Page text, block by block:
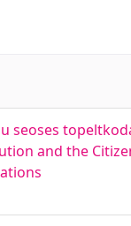
seoses
and the